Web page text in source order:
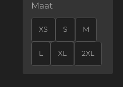
Maat
XS S M
L XL 2XL